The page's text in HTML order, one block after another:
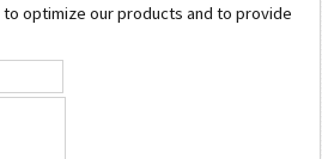
optimize our products and to provide